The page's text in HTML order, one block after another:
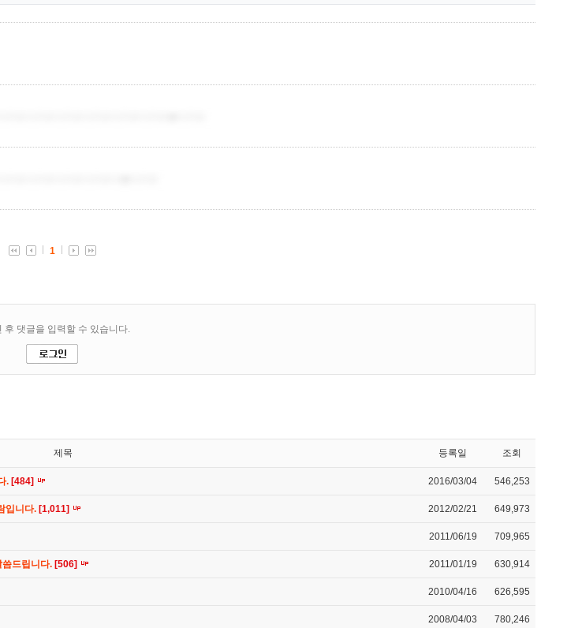
제목 등록일 조회
. [484] 2016/03/04 546,253
입니다. [1,011] 2012/02/21 649,973
2011/06/19 709,965
드립니다. [506] 2011/01/19 630,914
2010/04/16 626,595
2008/04/03 780,246